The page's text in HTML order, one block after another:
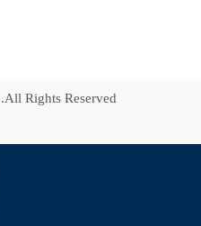
Rights Reserved